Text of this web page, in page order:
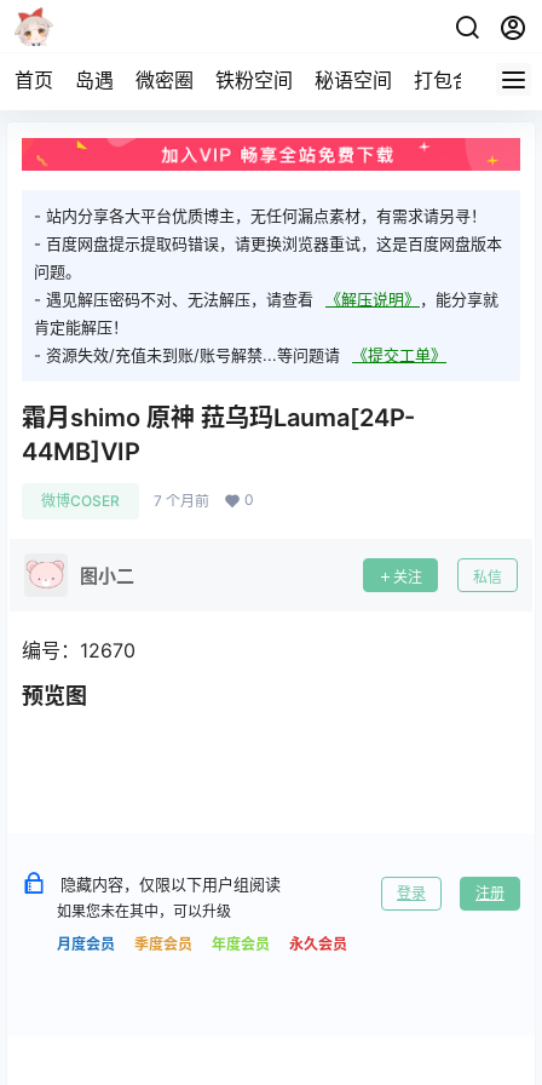
首页 岛遇 微密圈 铁粉空间 秘语空间 打包合集 关
- 站内分享各大平台优质博主，无任何漏点素材，有需求请另寻！
- 百度网盘提示提取码错误，请更换浏览器重试，这是百度网盘版本
问题。
- 遇见解压密码不对、无法解压，请查看
《解压说明》 ，能分享就
肯定能解压！
- 资源失效/充值未到账/账号解禁...等问题请
《提交工单》
霜月shimo 原神 菈乌玛Lauma[24P-
44MB]VIP
微博COSER 7 个月前 0
图小二 关注 私信
编号：12670
预览图
隐藏内容，仅限以下用户组阅读
如果您未在其中，可以升级
月度会员
季度会员 年度会员 永久会员
登录 注册